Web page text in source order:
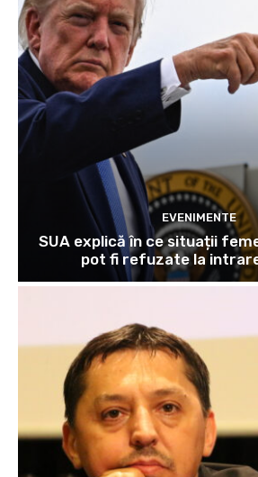
EVENIMENTE
SUA explică în ce situații
pot fi refuzate la